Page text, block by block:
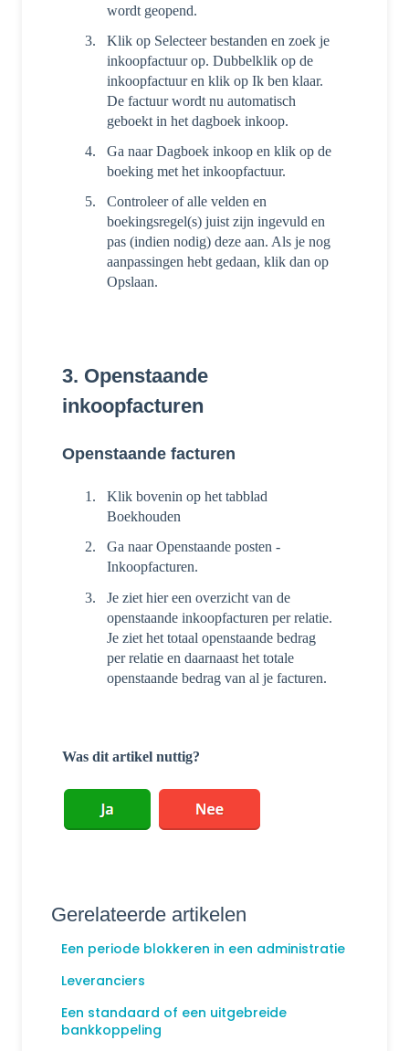
wordt geopend.
Klik op Selecteer bestanden en zoek je
inkoopfactuur op. Dubbelklik op de
inkoopfactuur en klik op Ik ben klaar.
De factuur wordt nu automatisch
geboekt in het dagboek inkoop.
Ga naar Dagboek inkoop en klik op de
boeking met het inkoopfactuur.
Controleer of alle velden en
boekingsregel(s) juist zijn ingevuld en
pas (indien nodig) deze aan. Als je nog
aanpassingen hebt gedaan, klik dan op
Opslaan.
3. Openstaande
inkoopfacturen
Openstaande facturen
Klik bovenin op het tabblad
Boekhouden
Ga naar Openstaande posten -
Inkoopfacturen.
Je ziet hier een overzicht van de
openstaande inkoopfacturen per relatie.
Je ziet het totaal openstaande bedrag
per relatie en daarnaast het totale
openstaande bedrag van al je facturen.
Was dit artikel nuttig?
Gerelateerde artikelen
Een periode blokkeren in een administratie
Leveranciers
Een standaard of een uitgebreide
bankkoppeling